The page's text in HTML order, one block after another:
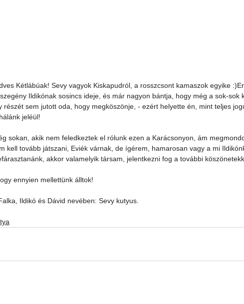
Kétlábúak! Sevy vagyok Kiskapudról, a rosszcsont kamaszok egyike
Ildikónak sosincs ideje, és már nagyon bántja, hogy még a sok-sok
részét sem jutott oda, hogy megköszönje, - ezért helyette én, mint teljes
jeléül!
sokan, akik nem feledkeztek el rólunk ezen a Karácsonyon, ám
kell tovább játszani, Eviék várnak, de ígérem, hamarosan vagy a mi
akkor valamelyik társam, jelentkezni fog a további
ennyien mellettünk álltok!
Ildikó és Dávid nevében: Sevy kutyus.